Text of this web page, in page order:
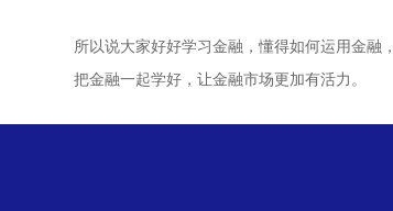
所以说大家好好学习金融，懂得如何运用金融
把金融一起学好，让金融市场更加有活力。